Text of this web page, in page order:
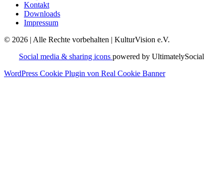
Kontakt
Downloads
Impressum
© 2026 | Alle Rechte vorbehalten | KulturVision e.V.
Social media & sharing icons powered by UltimatelySocial
WordPress Cookie Plugin von Real Cookie Banner